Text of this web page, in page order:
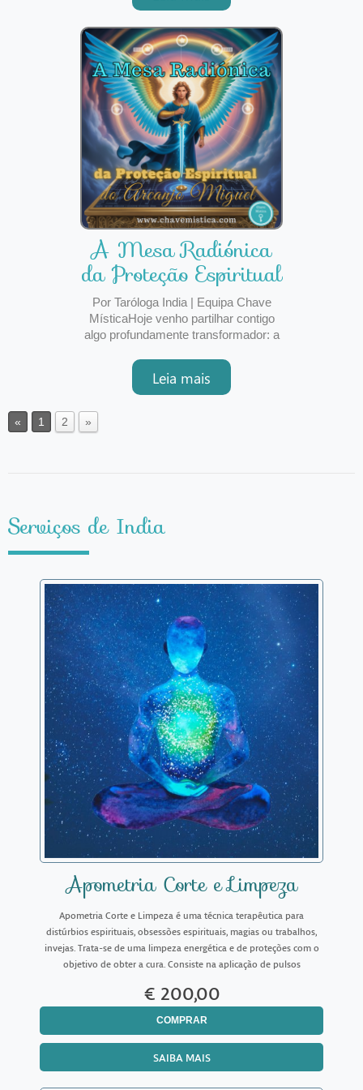
humano e o divino. O seu papel é
guiar-nos, proteger-nos e ajudar-nos a
compreender as lições que a vida
A Mesa Radiónica
da Proteção Espiritual
do Arcanjo
Por Taróloga India | Equipa Chave
MísticaHoje venho partilhar contigo
algo profundamente transformador: a
Espiritual do Arcanjo Miguel.Mas
afinal, o que é a mesa radiónica e
como pode mudar a tua vida?A mesa
harmonização energética que utiliz
Leia mais
« 1 2 »
Serviços de India
Apometria Corte e Limpeza
Apometria Corte e Limpeza é uma técnica terapêutica para
distúrbios espirituais, obsessões espirituais, magias ou trabalhos,
invejas. Trata-se de uma limpeza energética e de proteções com o
objetivo de obter a cura. Consiste na aplicação de pulsos
€ 200,00
COMPRAR
SAIBA MAIS